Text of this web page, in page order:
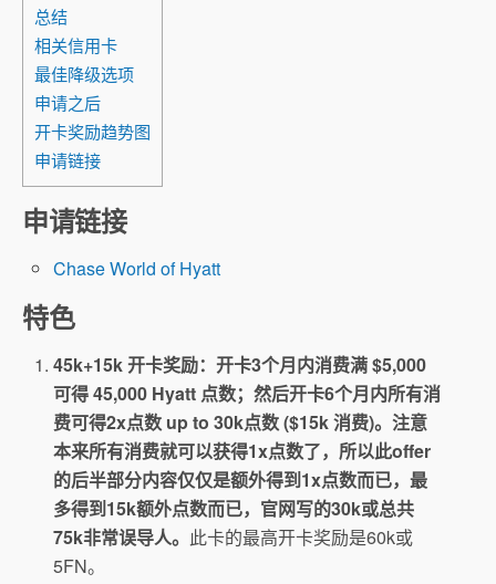
总结
相关信用卡
最佳降级选项
申请之后
开卡奖励趋势图
申请链接
申请链接
Chase World of Hyatt
特色
45k+15k 开卡奖励：开卡3个月内消费满 $5,000
可得 45,000 Hyatt 点数；然后开卡6个月内所有消
费可得2x点数 up to 30k点数 ($15k 消费)。注意
本来所有消费就可以获得1x点数了，所以此offer
的后半部分内容仅仅是额外得到1x点数而已，最
多得到15k额外点数而已，官网写的30k或总共
75k非常误导人。 此卡的最高开卡奖励是60k或
5FN。